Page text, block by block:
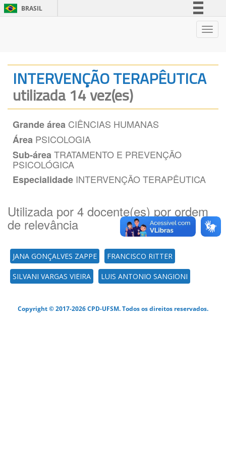
BRASIL
Acesso à informação
Legislação
INTERVENÇÃO TERAPÊUTICA
utilizada 14 vez(es)
Grande área CIÊNCIAS HUMANAS
Área PSICOLOGIA
Sub-áreaTRATAMENTO E PREVENÇÃO
PSICOLÓGICA
Especialidade INTERVENÇÃO TERAPÊUTICA
Utilizada por 4 docente(es) por ordem
de relevância
JANA GONÇALVES ZAPPE FRANCISCO RITTER
SILVANI VARGAS VIEIRA LUIS ANTONIO SANGIONI
Copyright © 2017-2026 CPD-UFSM. Todos os direitos reservados.